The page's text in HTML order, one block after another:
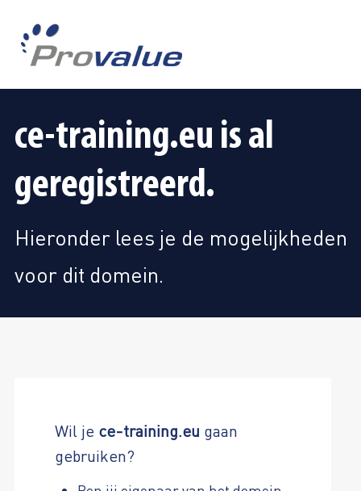
ce-training.eu is al
geregistreerd.
Hieronder lees je de mogelijkheden
voor dit domein.
Wil je ce-training.eu gaan
gebruiken?